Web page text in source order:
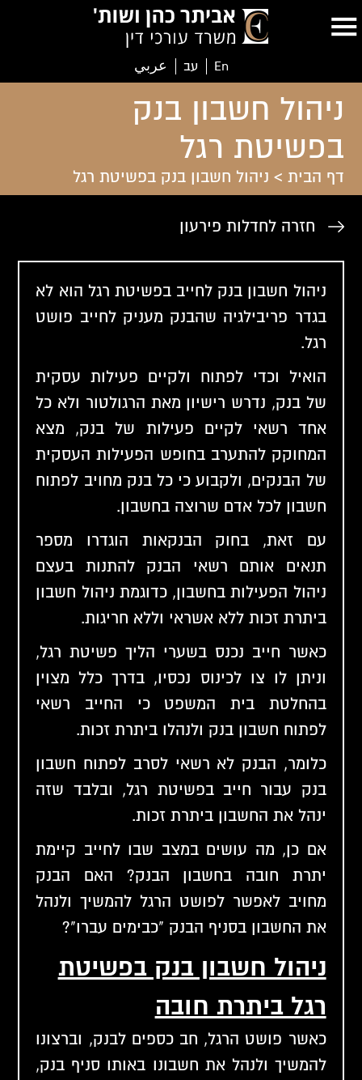
En עב عربي
ניהול חשבון בנק
בפשיטת רגל
דף הבית > ניהול חשבון בנק בפשיטת רגל
חזרה לחדלות פירעון
ניהול חשבון בנק לחייב בפשיטת רגל הוא לא
בגדר פריבילגיה שהבנק מעניק לחייב פושט
רגל.
הואיל וכדי לפתוח ולקיים פעילות עסקית
של בנק, נדרש רישיון מאת הרגולטור ולא כל
אחד רשאי לקיים פעילות של בנק, מצא
המחוקק להתערב בחופש הפעילות העסקית
של הבנקים, ולקבוע כי כל בנק מחויב לפתוח
חשבון לכל אדם שרוצה בחשבון.
עם זאת, בחוק הבנקאות הוגדרו מספר
תנאים אותם רשאי הבנק להתנות בעצם
ניהול הפעילות בחשבון, כדוגמת ניהול חשבון
ביתרת זכות ללא אשראי וללא חריגות.
כאשר חייב נכנס בשערי הליך פשיטת רגל,
וניתן לו צו לכינוס נכסיו, בדרך כלל מצוין
בהחלטת בית המשפט כי החייב רשאי
לפתוח חשבון בנק ולנהלו ביתרת זכות.
כלומר, הבנק לא רשאי לסרב לפתוח חשבון
בנק עבור חייב בפשיטת רגל, ובלבד שזה
ינהל את החשבון ביתרת זכות.
אם כן, מה עושים במצב שבו לחייב קיימת
יתרת חובה בחשבון הבנק? האם הבנק
מחויב לאפשר לפושט הרגל להמשיך ולנהל
את החשבון בסניף הבנק "כבימים עברו"?
ניהול חשבון בנק בפשיטת
רגל ביתרת חובה
כאשר פושט הרגל, חב כספים לבנק, וברצונו
להמשיך ולנהל את חשבונו באותו סניף בנק,